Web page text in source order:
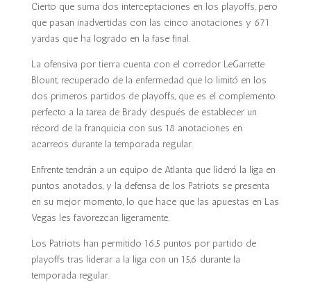
Cierto que suma dos interceptaciones en los playoffs, pero
que pasan inadvertidas con las cinco anotaciones y 671
yardas que ha logrado en la fase final.
La ofensiva por tierra cuenta con el corredor LeGarrette
Blount, recuperado de la enfermedad que lo limitó en los
dos primeros partidos de playoffs, que es el complemento
perfecto a la tarea de Brady después de establecer un
récord de la franquicia con sus 18 anotaciones en
acarreos durante la temporada regular.
Enfrente tendrán a un equipo de Atlanta que lideró la liga en
puntos anotados, y la defensa de los Patriots se presenta
en su mejor momento, lo que hace que las apuestas en Las
Vegas les favorezcan ligeramente.
Los Patriots han permitido 16,5 puntos por partido de
playoffs tras liderar a la liga con un 15,6 durante la
temporada regular.